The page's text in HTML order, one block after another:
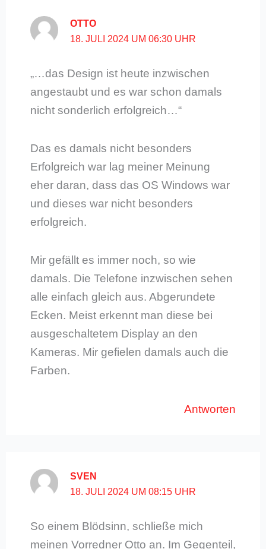
OTTO
18. JULI 2024 UM 06:30 UHR
„…das Design ist heute inzwischen
angestaubt und es war schon damals
nicht sonderlich erfolgreich…“
Das es damals nicht besonders
Erfolgreich war lag meiner Meinung
eher daran, dass das OS Windows war
und dieses war nicht besonders
erfolgreich.
Mir gefällt es immer noch, so wie
damals. Die Telefone inzwischen sehen
alle einfach gleich aus. Abgerundete
Ecken. Meist erkennt man diese bei
ausgeschaltetem Display an den
Kameras. Mir gefielen damals auch die
Farben.
Antworten
SVEN
18. JULI 2024 UM 08:15 UHR
So einem Blödsinn, schließe mich
meinen Vorredner Otto an. Im Gegenteil,